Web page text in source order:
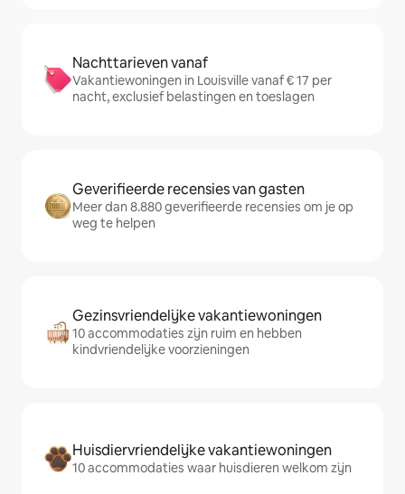
Nachttarieven vanaf
Vakantiewoningen in Louisville vanaf € 17 per
nacht, exclusief belastingen en toeslagen
Geverifieerde recensies van gasten
Meer dan 8.880 geverifieerde recensies om je op
weg te helpen
Gezinsvriendelijke vakantiewoningen
10 accommodaties zijn ruim en hebben
kindvriendelijke voorzieningen
Huisdiervriendelijke vakantiewoningen
10 accommodaties waar huisdieren welkom zijn